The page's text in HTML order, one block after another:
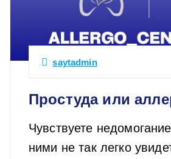
saytadmin
Простуда или
Чувствуете
ними не так легко